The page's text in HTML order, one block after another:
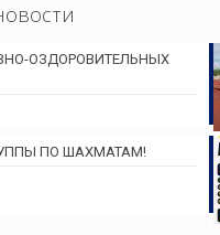
ОЗДОРОВИТЕЛЬНЫХ
ПО ШАХМАТАМ!